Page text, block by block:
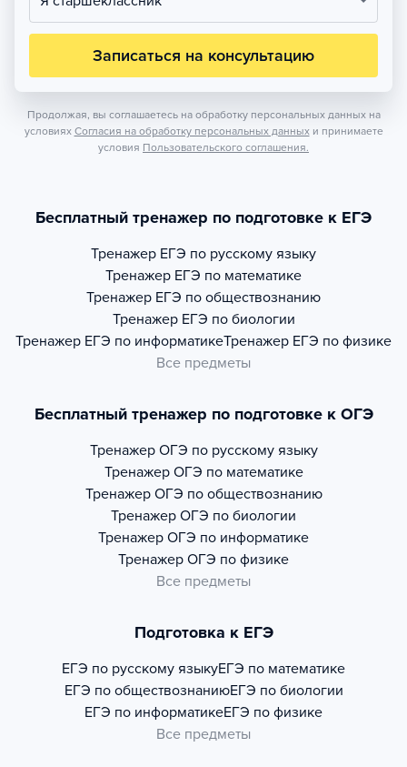
Записаться на консультацию
Продолжая, вы соглашаетесь на обработку персональных данных на
условиях Согласия на обработку персональных данных и принимаете
условия Пользовательского соглашения.
Бесплатный тренажер по подготовке к ЕГЭ
Тренажер ЕГЭ по русскому языку
Тренажер ЕГЭ по математике
Тренажер ЕГЭ по обществознанию
Тренажер ЕГЭ по биологии
Тренажер ЕГЭ по информатикеТренажер ЕГЭ по физике
Все предметы
Бесплатный тренажер по подготовке к ОГЭ
Тренажер ОГЭ по русскому языку
Тренажер ОГЭ по математике
Тренажер ОГЭ по обществознанию
Тренажер ОГЭ по биологии
Тренажер ОГЭ по информатике
Тренажер ОГЭ по физике
Все предметы
Подготовка к ЕГЭ
ЕГЭ по русскому языкуЕГЭ по математике
ЕГЭ по обществознаниюЕГЭ по биологии
ЕГЭ по информатикеЕГЭ по физике
Все предметы